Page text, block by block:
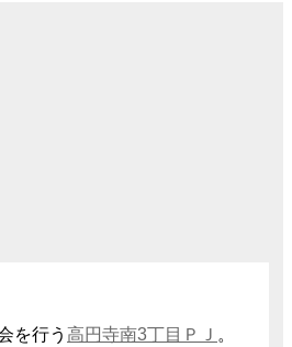
を行う 高円寺南3丁目ＰＪ 。